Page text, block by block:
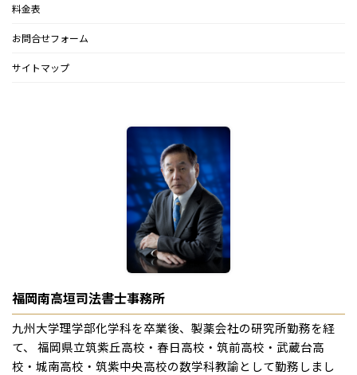
料金表
お問合せフォーム
サイトマップ
福岡南高垣司法書士事務所
九州大学理学部化学科を卒業後、製薬会社の研究所勤務を経
て、 福岡県立筑紫丘高校・春日高校・筑前高校・武蔵台高
校・城南高校・筑紫中央高校の数学科教諭として勤務しまし